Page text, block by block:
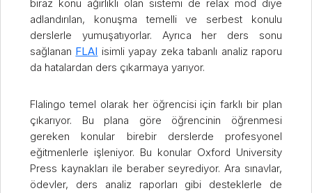
biraz konu ağırlıklı olan sistemi de relax mod diye
adlandırılan, konuşma temelli ve serbest konulu
derslerle yumuşatıyorlar. Ayrıca her ders sonu
sağlanan FLAI isimli yapay zeka tabanlı analiz raporu
da hatalardan ders çıkarmaya yarıyor.
Flalingo temel olarak her öğrencisi için farklı bir plan
çıkarıyor. Bu plana göre öğrencinin öğrenmesi
gereken konular birebir derslerde profesyonel
eğitmenlerle işleniyor. Bu konular Oxford University
Press kaynakları ile beraber seyrediyor. Ara sınavlar,
ödevler, ders analiz raporları gibi desteklerle de